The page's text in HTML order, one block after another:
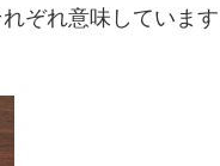
ぞれ意味していま